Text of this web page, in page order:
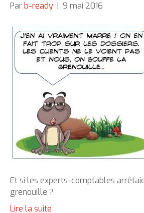
Par b-ready 9 mai 2016
Et si les experts-comptables
grenouille ?
Lire la suite